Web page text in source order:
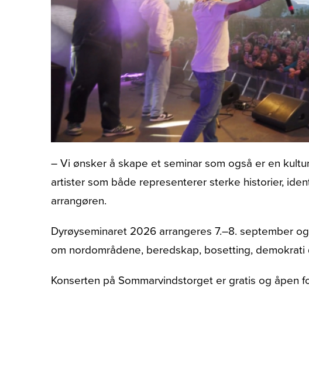
– Vi ønsker å skape et seminar som også er en
artister som både representerer sterke historier,
arrangøren.
Dyrøyseminaret 2026 arrangeres 7.–8. september
om nordområdene, beredskap, bosetting,
Konserten på Sommarvindstorget er gratis og